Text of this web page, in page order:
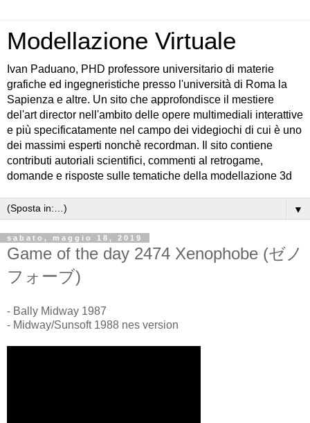
Modellazione Virtuale
Ivan Paduano, PHD professore universitario di materie
grafiche ed ingegneristiche presso l'università di Roma la
Sapienza e altre. Un sito che approfondisce il mestiere
del'art director nell'ambito delle opere multimediali interattive
e più specificatamente nel campo dei videgiochi di cui è uno
dei massimi esperti nonchè recordman. Il sito contiene
contributi autoriali scientifici, commenti al retrogame,
domande e risposte sulle tematiche della modellazione 3d
▼
sabato, maggio 18, 2019
Game of the day 2474 Xenophobe (ゼノ
フォーブ)
- Bally Midway 1987
- Midway/Sunsoft 1988 nes version